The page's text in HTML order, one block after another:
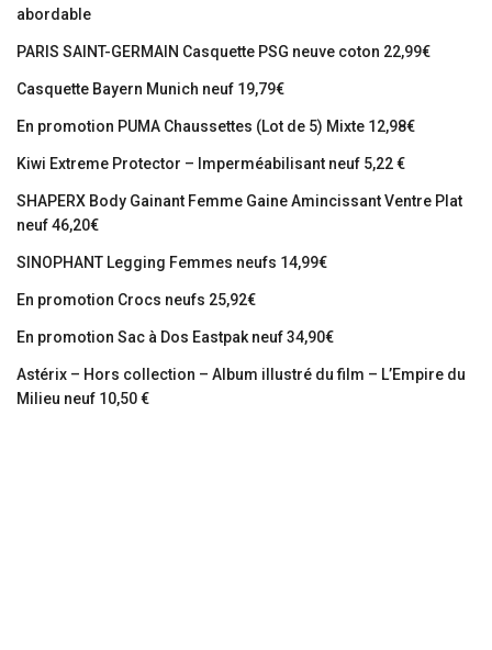
abordable
PARIS SAINT-GERMAIN Casquette PSG neuve coton 22,99€
Casquette Bayern Munich neuf 19,79€
En promotion PUMA Chaussettes (Lot de 5) Mixte 12,98€
Kiwi Extreme Protector – Imperméabilisant neuf 5,22 €
SHAPERX Body Gainant Femme Gaine Amincissant Ventre Plat
neuf 46,20€
SINOPHANT Legging Femmes neufs 14,99€
En promotion Crocs neufs 25,92€
En promotion Sac à Dos Eastpak neuf 34,90€
Astérix – Hors collection – Album illustré du film – L’Empire du
Milieu neuf 10,50 €